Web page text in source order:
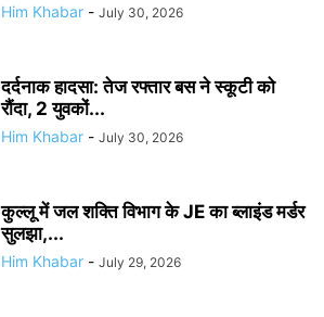
Him Khabar - July 30, 2026
दर्दनाक हादसा: तेज रफ्तार बस ने स्कूटी को
रौंदा, 2 युवकों...
Him Khabar - July 30, 2026
कुल्लू में जल शक्ति विभाग के JE का ब्लाइंड मर्डर
सुलझा,...
Him Khabar - July 29, 2026